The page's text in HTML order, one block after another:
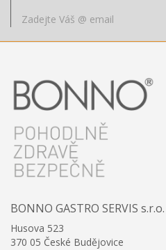
BONNO GASTRO SERVIS s.r.o.
Husova 523
370 05 České Budějovice